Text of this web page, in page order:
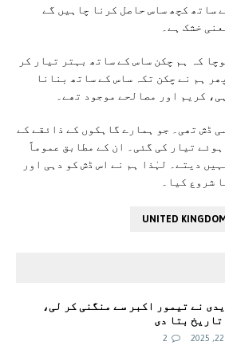
ساتھ کچھ ساس حاصل کرنا چاہیں گے
خشک ہے۔
کہ ہم چکن ساس کے ساتھ بہتر تیار کر
ہم نے چکن تکہ ساس کے ساتھ بنانا
کریم اور مصالحے موجود تھے۔
ڈش تھی۔ جو ہمارے گاہکوں کے ذائقے کے
تیار کی گئی۔ ان کے مطابق عموماً
دیتے۔ لہٰذا ہم نے اس ڈش کو دہی اور
شروع کیا۔
UNITED KINGDOM
نے تیمور اکبر سے منگنی کر لی،
بتا دی
2